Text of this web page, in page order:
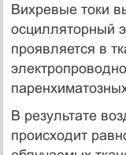
Вихревые токи
осцилляторный
проявляется в
В результате
происходит